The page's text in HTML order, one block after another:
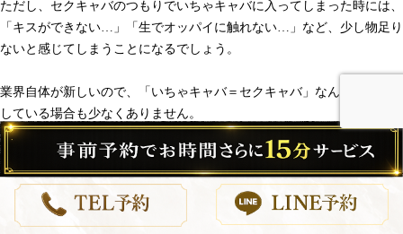
ただし、セクキャバのつもりでいちゃキャバに入ってしまった時には、
「キスができない…」「生でオッパイに触れない…」など、少し物足り
ないと感じてしまうことになるでしょう。
業界自体が新しいので、「いちゃキャバ＝セクキャバ」なんて勘違いを
している場合も少なくありません。
いちゃキャバは、あくまでも服の上からだけおさわりできるなど、ソフ
トサービスが売りですので、過度な期待はしない方が良いです。